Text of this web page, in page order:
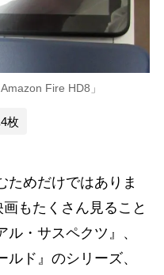
Fire HD8」
枚
めだけではありま
もたくさん見ること
・サスペクツ』、
ルド』のシリーズ、